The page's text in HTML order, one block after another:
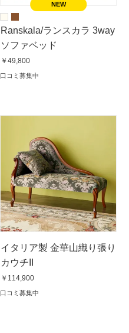
Ranskala/ランスカラ 3way
ソファベッド
￥49,800
口コミ募集中
イタリア製 金華山織り張り
カウチII
￥114,900
口コミ募集中